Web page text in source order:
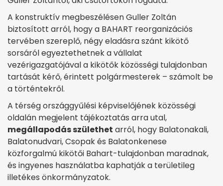
A konstruktív megbeszélésen Guller Zoltán
biztosított arról, hogy a BAHART reorganizációs
tervében szereplő, négy eladásra szánt kikötő
sorsáról egyeztethetnek a vállalat
vezérigazgatójával a kikötők közösségi tulajdonban
tartását kérő, érintett polgármesterek – számolt be
a történtekről.
A térség országgyűlési képviselőjének közösségi
oldalán megjelent tájékoztatás arra utal,
megállapodás születhet arról, hogy Balatonakali,
Balatonudvari, Csopak és Balatonkenese
közforgalmú kikötői Bahart-tulajdonban maradnak,
és ingyenes használatba kaphatják a területileg
illetékes önkormányzatok.